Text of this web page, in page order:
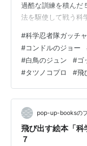
過酷な訓練を積んだ
法を駆使して戦う科
チームを現わす名前
がチームワークを組
社「ギャラクター」
は次の５名。 ガッ
１号 本作品の主人
ダー。ガッチャマン
#科学忍者隊ガッチ
#コンドルのジョー
#白鳥のジュン #ゴ
#タツノコプロ #飛
pop-up-booksの
飛び出す絵本「
７